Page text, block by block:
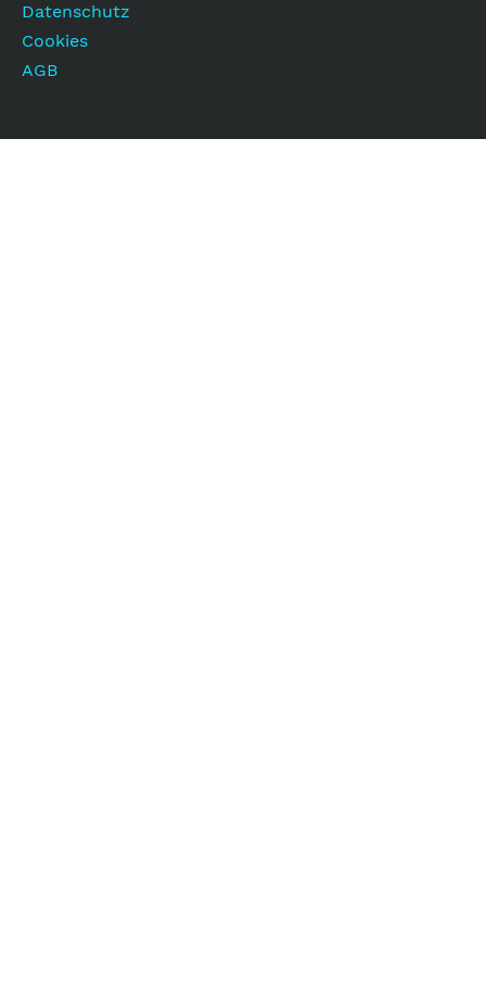
Datenschutz
Cookies
AGB